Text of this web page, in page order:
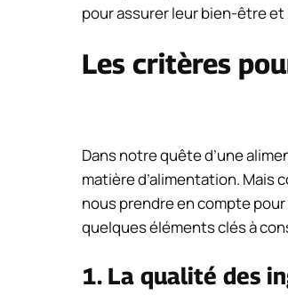
pour assurer leur bien-être
Les critères
Dans notre quête d’une
matière d’alimentation. Mais
nous prendre en compte
quelques éléments clés à
1. La qualité des